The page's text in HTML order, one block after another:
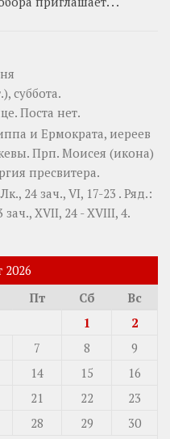
суббота.
Поста нет.
и Ермократа, иереев
. Прп. Моисея (икона)
пресвитера.
Лк., 24 зач., VI, 17-23 . Ряд.:
XVII, 24 - XVIII, 4.
2026
Пт Сб
Вс
1
2
7 8
9
14 15
16
21 22
23
28 29
30